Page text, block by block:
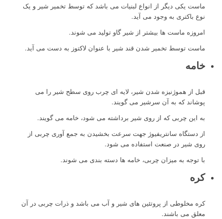
ماست یکی دیگر از انواع لبنیات می باشد که توسط تخمیر شیر و یک
نوع باکتری به وجود می آید.
امروزه ماست ها بیشتر از شیر گاو تولید می شوند.
ماست توسط تخمیر شدن قند شیر با عنوان لاکتوز به دست می آید.
خامه
قبل از هموژنیزه شدن شیر، لایه ای چرب روی سطح شیر را می
پوشاند که به آن سرشیر می گویند.
به این چربی که از روی شیر برداشته می شود، خامه می گویند.
از دستگاه سانتریفیوژ جهت سرعت بخشیدن به جمع آوری چربی از
روی شیر در صنعت استفاده می شود.
با توجه به میزان چربی، خامه ها دسته بندی می شوند.
کره
کره مخلوطی از پروتئین های شیر و آب می باشد و ذرات چربی در آن
معلق می باشند.